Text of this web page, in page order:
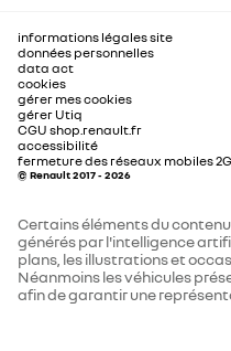
informations légales site
données personnelles
data act
cookies
gérer mes cookies
gérer Utiq
CGU shop.renault.fr
accessibilité
fermeture des réseaux mobiles
© Renault 2017 - 2026
Certains éléments du
générés par l'intelligence
plans, les illustrations et
Néanmoins les véhicules
afin de garantir une